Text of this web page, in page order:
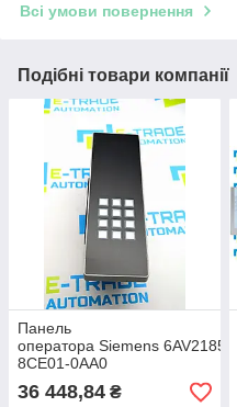
Всі умови повернення
Подібні товари компанії
Панель
оператора Siemens 6AV2185-
8CE01-0AA0
36 448,84 ₴